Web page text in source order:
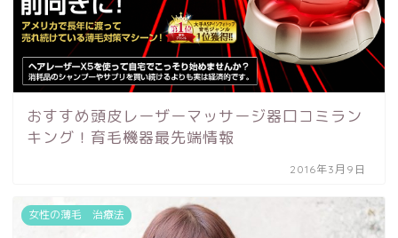
おすすめ頭皮レーザーマッサージ器口コミラン
キング！育毛機器最先端情報
2016年3月9日
女性の薄毛 治療法